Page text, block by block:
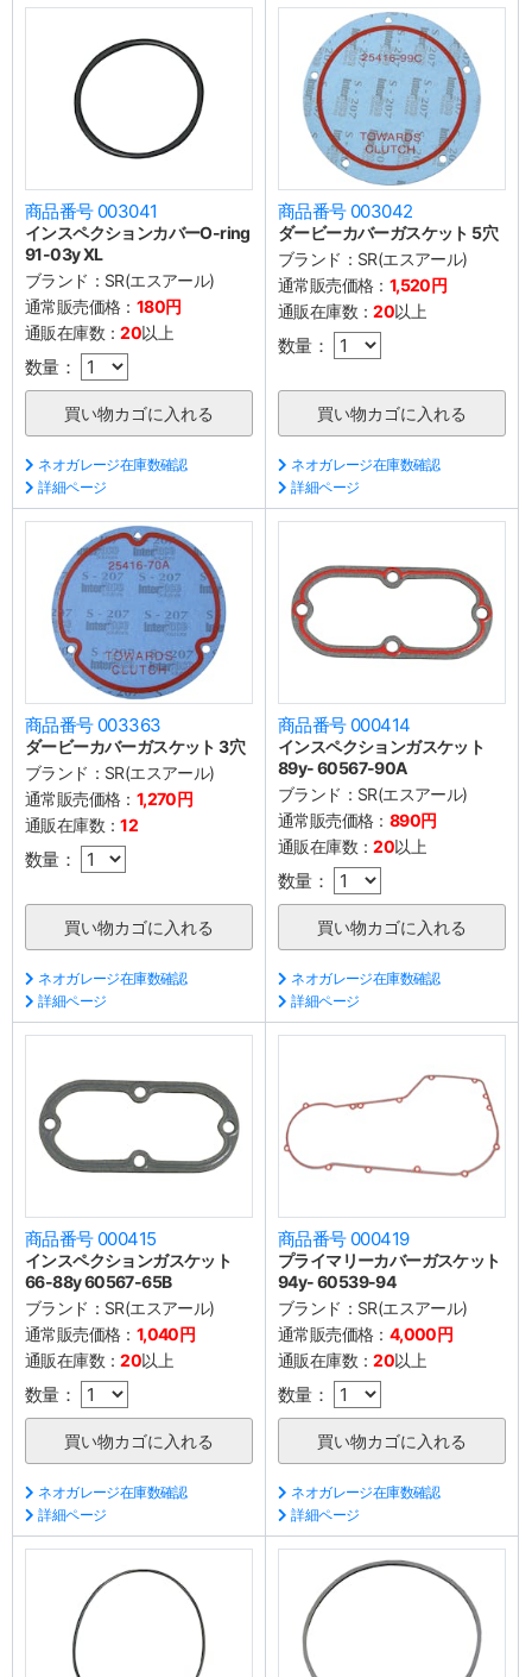
商品番号 003041
インスペクションカバーO-ring
91-03y XL
ブランド： SR(エスアール)
通常販売価格： 180円
通販在庫数：20以上
数量：
ネオガレージ在庫数確認
詳細ページ
商品番号 003042
ダービーカバーガスケット 5穴
ブランド： SR(エスアール)
通常販売価格： 1,520円
通販在庫数：20以上
数量：
ネオガレージ在庫数確認
詳細ページ
商品番号 003363
ダービーカバーガスケット 3穴
ブランド： SR(エスアール)
通常販売価格： 1,270円
通販在庫数：12
数量：
ネオガレージ在庫数確認
詳細ページ
商品番号 000414
インスペクションガスケット
89y- 60567-90A
ブランド： SR(エスアール)
通常販売価格： 890円
通販在庫数：20以上
数量：
ネオガレージ在庫数確認
詳細ページ
商品番号 000415
インスペクションガスケット
66-88y 60567-65B
ブランド： SR(エスアール)
通常販売価格： 1,040円
通販在庫数：20以上
数量：
ネオガレージ在庫数確認
詳細ページ
商品番号 000419
プライマリーカバーガスケット
94y- 60539-94
ブランド： SR(エスアール)
通常販売価格： 4,000円
通販在庫数：20以上
数量：
ネオガレージ在庫数確認
詳細ページ